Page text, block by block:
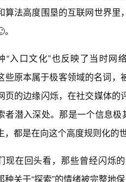
算法高度围垦的互联网世界
“入口文化”也反映了当时网
原本属于极客领域的名词，
页的边缘闪烁，在社交媒体
者潜入深处。那是一个信息
，都是在向这个高度规则化的
现在回头看，那些曾经闪烁
种关于“探索”的情绪被完整地